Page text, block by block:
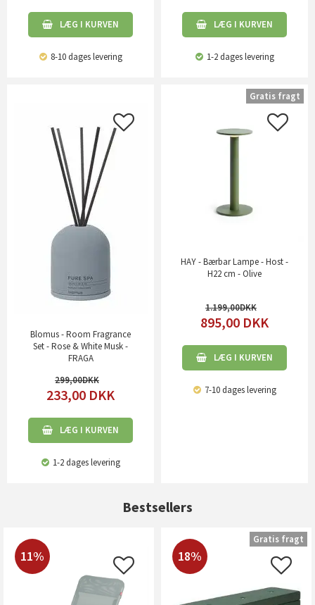
LÆG I KURVEN
8-10 dages levering
LÆG I KURVEN
1-2 dages levering
Blomus - Room Fragrance
Set - Rose & White Musk -
FRAGA
299,00
233,00 DKK
LÆG I KURVEN
1-2 dages levering
HAY - Bærbar Lampe - Host -
H22 cm - Olive
1.199,00
895,00 DKK
LÆG I KURVEN
7-10 dages levering
Gratis fragt
Bestsellers
11% 18%
Gratis fragt